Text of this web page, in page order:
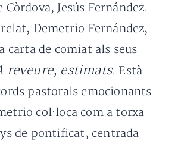
Còrdova, Jesús Fernández.
Demetrio Fernández,
carta de comiat als seus
reveure, estimats. Està
pastorals emocionants
col·loca com a torxa
de pontificat, centrada